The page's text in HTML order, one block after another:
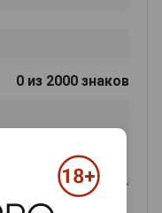
0 из 2000 знаков